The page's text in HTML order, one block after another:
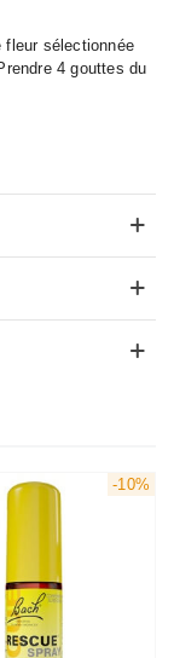
fleur sélectionnée
4 gouttes du
-10%